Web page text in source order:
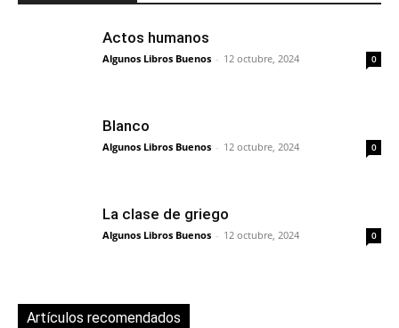
Actos humanos
Algunos Libros Buenos - 12 octubre, 2024 0
Blanco
Algunos Libros Buenos - 12 octubre, 2024 0
La clase de griego
Algunos Libros Buenos - 12 octubre, 2024 0
Artículos recomendados